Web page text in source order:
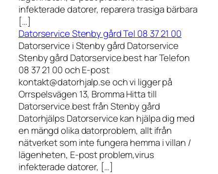
infekterade datorer, reparera trasiga bärbara
[…]
Datorservice Stenby gård Tel 08 37 21 00
Datorservice i Stenby gård Datorservice
Stenby gård Datorservice.best har Telefon
08 37 21 00 och E-post
kontakt@datorhjalp.se och vi ligger på
Orrspelsvägen 13, Bromma Hitta till
Datorservice.best från Stenby gård
Datorhjälps Datorservice kan hjälpa dig med
en mängd olika datorproblem, allt ifrån
nätverket som inte fungera hemma i villan /
lägenheten, E-post problem,virus
infekterade datorer, […]